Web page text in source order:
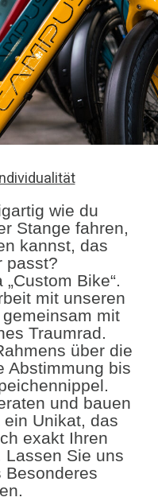
wie du
Stange fahren,
kannst, das
passt?
Bike“.
mit unseren
mit
Traumrad.
über die
Abstimmung bis
und bauen
Unikat, das
exakt Ihren
Lassen Sie uns
Besonderes